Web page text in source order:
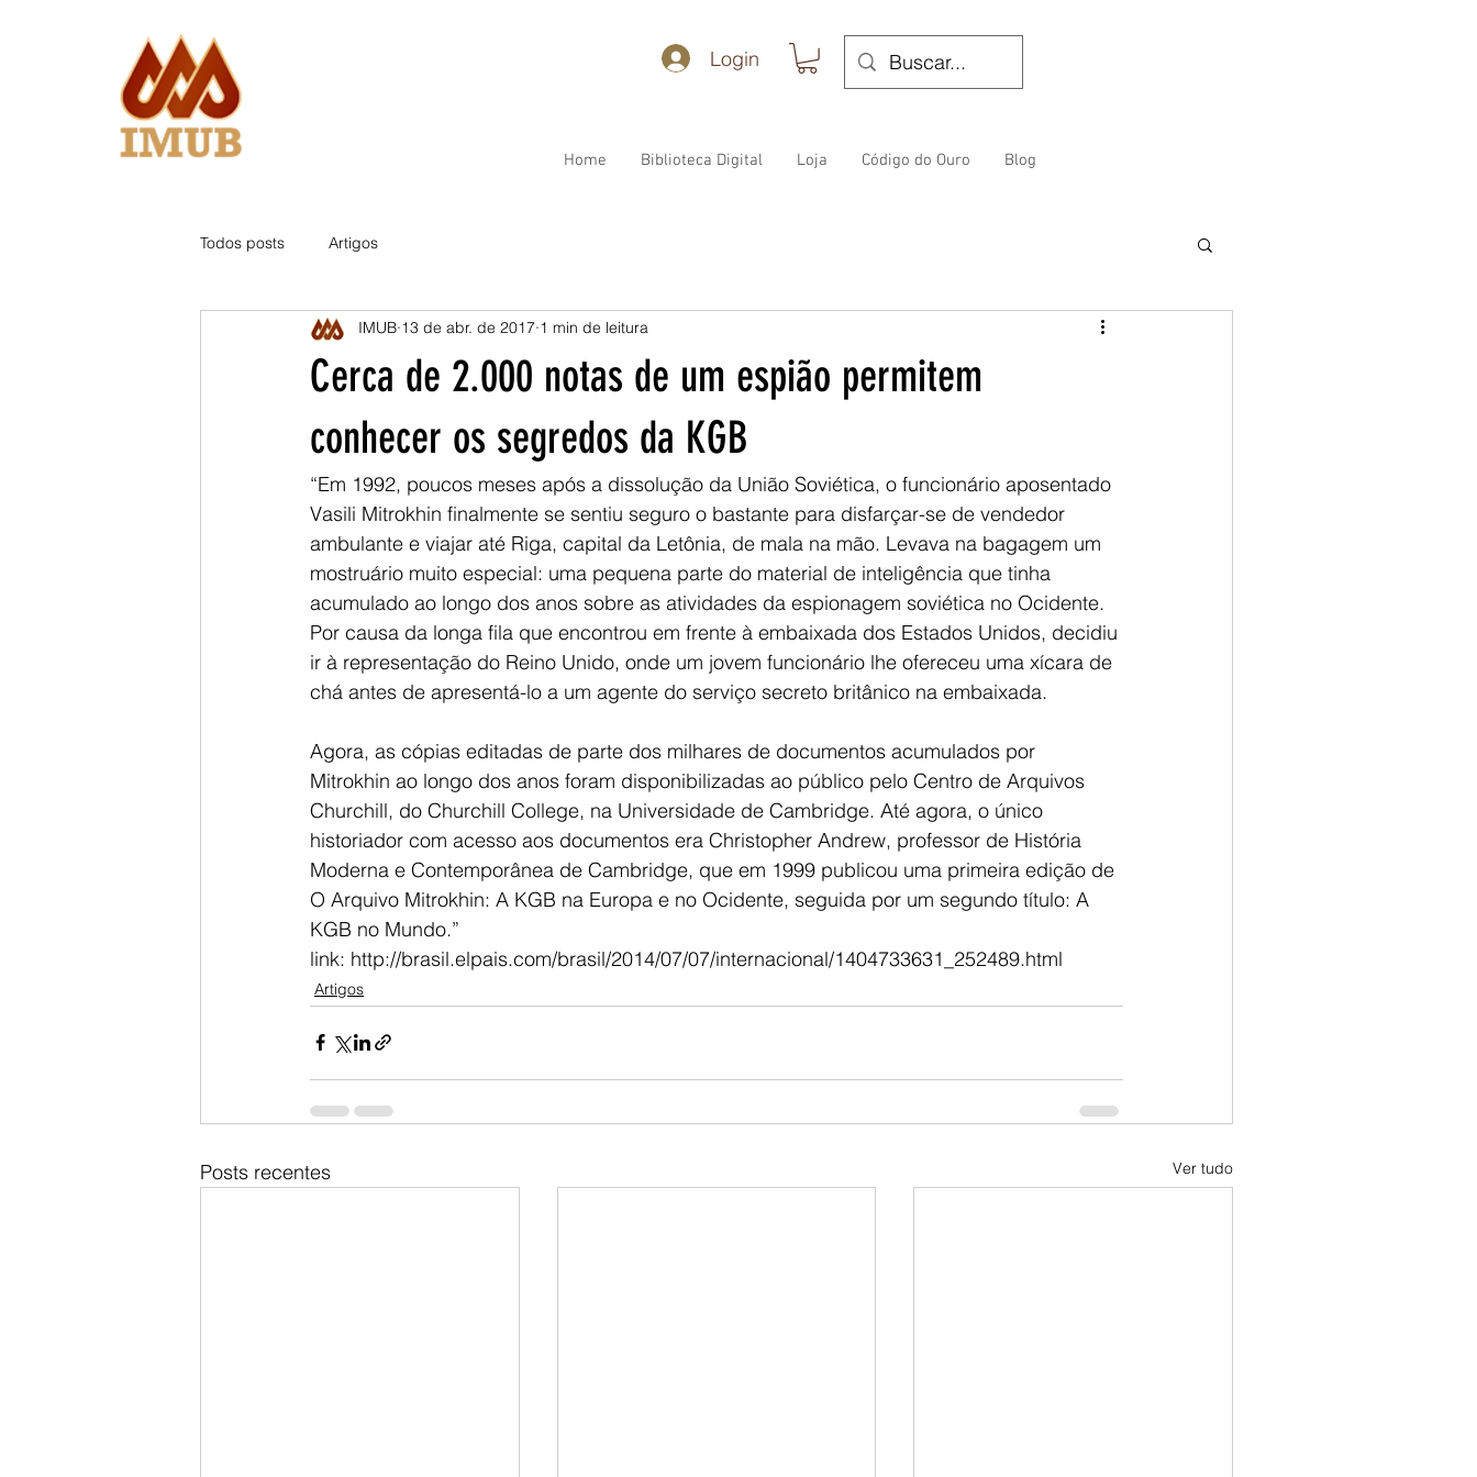
Login
Home Biblioteca Digital Loja Código do Ouro Blog
Todos posts Artigos
Cerca de 2.000 notas de um espião permitem
conhecer os segredos da KGB
IMUB 13 de abr. de 2017 1 min de leitura
“Em 1992, poucos meses após a dissolução da União Soviética, o funcionário aposentado
Vasili Mitrokhin finalmente se sentiu seguro o bastante para disfarçar-se de vendedor
ambulante e viajar até Riga, capital da Letônia, de mala na mão. Levava na bagagem um
mostruário muito especial: uma pequena parte do material de inteligência que tinha
acumulado ao longo dos anos sobre as atividades da espionagem soviética no Ocidente.
Por causa da longa fila que encontrou em frente à embaixada dos Estados Unidos, decidiu
ir à representação do Reino Unido, onde um jovem funcionário lhe ofereceu uma xícara de
chá antes de apresentá-lo a um agente do serviço secreto britânico na embaixada.
Agora, as cópias editadas de parte dos milhares de documentos acumulados por
Mitrokhin ao longo dos anos foram disponibilizadas ao público pelo Centro de Arquivos
Churchill, do Churchill College, na Universidade de Cambridge. Até agora, o único
historiador com acesso aos documentos era Christopher Andrew, professor de História
Moderna e Contemporânea de Cambridge, que em 1999 publicou uma primeira edição de
O Arquivo Mitrokhin: A KGB na Europa e no Ocidente, seguida por um segundo título: A
KGB no Mundo.”
link: http://brasil.elpais.com/brasil/2014/07/07/internacional/1404733631_252489.html
Artigos
Posts recentes Ver tudo